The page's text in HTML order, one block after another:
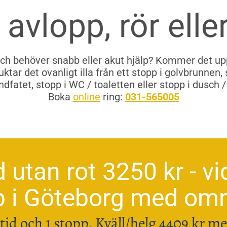
rör
behöver snabb eller akut hjälp? Kommer det
det ovanligt illa från ett stopp i golvbrunnen,
stopp i WC / toaletten eller stopp i dusch
Boka online ring: 031-565005
utan rot 3250 kr -
i Göteborg med
och 1 stopp. Kväll/helg 4409 kr